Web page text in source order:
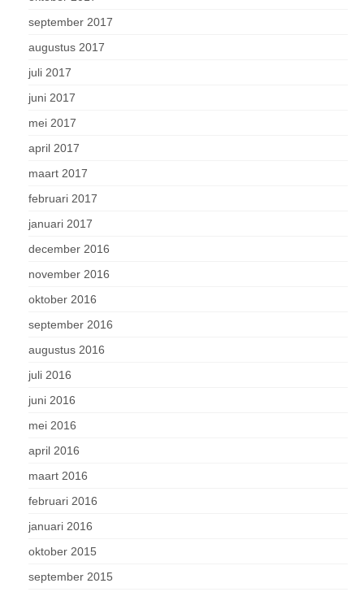
september 2017
augustus 2017
juli 2017
juni 2017
mei 2017
april 2017
maart 2017
februari 2017
januari 2017
december 2016
november 2016
oktober 2016
september 2016
augustus 2016
juli 2016
juni 2016
mei 2016
april 2016
maart 2016
februari 2016
januari 2016
oktober 2015
september 2015